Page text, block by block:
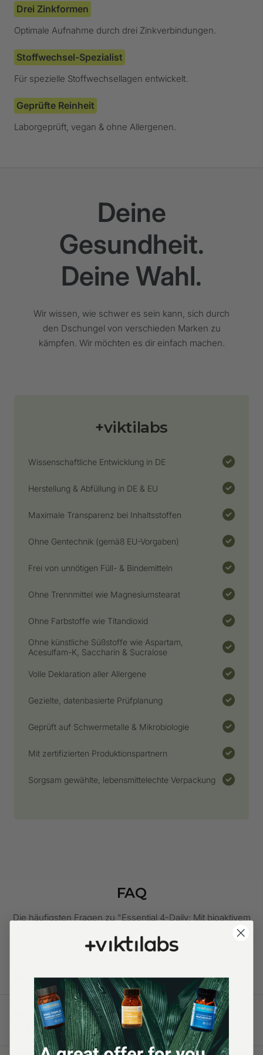
des prämenstruellen Syndroms: systematische
Überprüfung (Efficacy of vitamin B-6 in the treatment
Einfluss einer Magnesiumergänzung auf
Entzündungsparameter: Eine Metaanalyse
Drei Zinkformen
Optimale Aufnahme durch drei Zinkverbindungen.
Stoffwechsel-Spezialist
Für spezielle Stoffwechsellagen entwickelt.
Geprüfte Reinheit
Laborgeprüft, vegan & ohne Allergenen.
Deine
Gesundheit.
Deine Wahl.
Wir wissen, wie schwer es sein kann, sich durch
den Dschungel von verschieden Marken zu
kämpfen. Wir möchten es dir einfach machen.
+viktilabs
Wissenschaftliche Entwicklung in DE
Herstellung & Abfüllung in DE & EU
Maximale Transparenz bei Inhaltsstoffen
Ohne Gentechnik (gemäß EU-Vorgaben)
Frei von unnötigen Füll- & Bindemitteln
Ohne Trennmittel wie Magnesiumstearat
Ohne Farbstoffe wie Titandioxid
Ohne künstliche Süßstoffe wie Aspartam,
Acesulfam-K, Saccharin & Sucralose
Volle Deklaration aller Allergene
Gezielte, datenbasierte Prüfplanung
Geprüft auf Schwermetalle & Mikrobiologie
Mit zertifizierten Produktionspartnern
Sorgsam gewählte, lebensmittelechte Verpackung
FAQ
Die häufigsten Fragen zu "Essential 4-Daily: Mit bioaktivem
Wie wird Essential 4-Daily eingenommen?
Welche Wirkung hat Essential 4-Daily und gibt es
Nebenwirkungen?